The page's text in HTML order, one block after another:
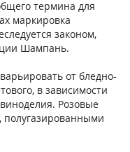
термина для
маркировка
законом,
Шампань.
от бледно-
в зависимости
Розовые
полугазированными